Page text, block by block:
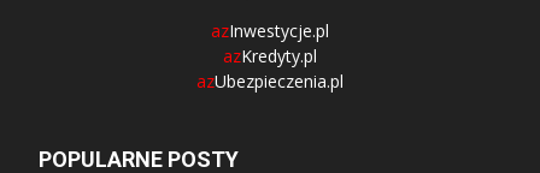
azInwestycje.pl
azKredyty.pl
azUbezpieczenia.pl
POPULARNE POSTY